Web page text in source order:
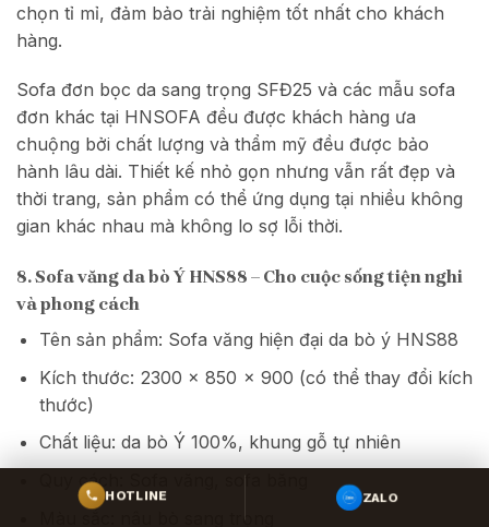
chọn tỉ mỉ, đảm bảo trải nghiệm tốt nhất cho khách
hàng.
Sofa đơn bọc da sang trọng SFĐ25 và các mẫu sofa
đơn khác tại HNSOFA đều được khách hàng ưa
chuộng bởi chất lượng và thẩm mỹ đều được bảo
hành lâu dài. Thiết kế nhỏ gọn nhưng vẫn rất đẹp và
thời trang, sản phẩm có thể ứng dụng tại nhiều không
gian khác nhau mà không lo sợ lỗi thời.
8. Sofa văng da bò Ý HNS88 – Cho cuộc sống tiện nghi
và phong cách
Tên sản phẩm: Sofa văng hiện đại da bò ý HNS88
Kích thước: 2300 x 850 x 900 (có thể thay đổi kích
thước)
Chất liệu: da bò Ý 100%, khung gỗ tự nhiên
Quy cách: Sofa văng, sofa băng
Màu sắc: nâu bò sang trọng
HOTLINE ZALO